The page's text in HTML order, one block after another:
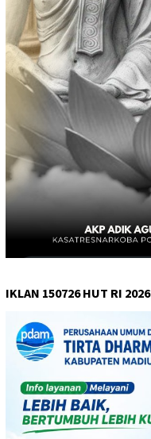
IKLAN 150726 HUT RI 2026